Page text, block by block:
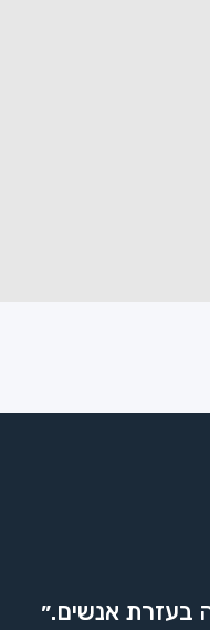
בעזרת אנשים.״